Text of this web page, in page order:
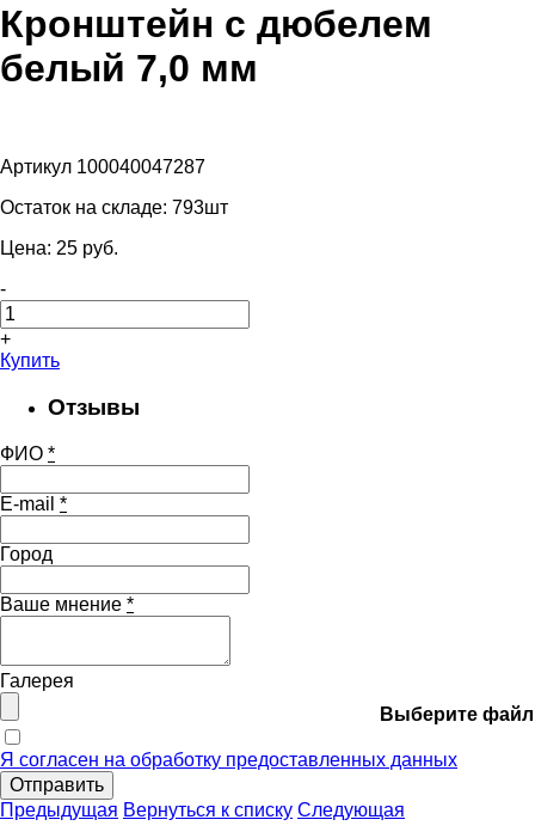
Кронштейн с дюбелем
белый 7,0 мм
Артикул 100040047287
Остаток на складе: 793шт
Цена: 25 pуб.
-
+
Купить
Отзывы
ФИО *
E-mail *
Город
Ваше мнение *
Галерея
Выберите файл
Я согласен на обработку предоставленных данных
Отправить
Предыдущая Вернуться к списку Следующая